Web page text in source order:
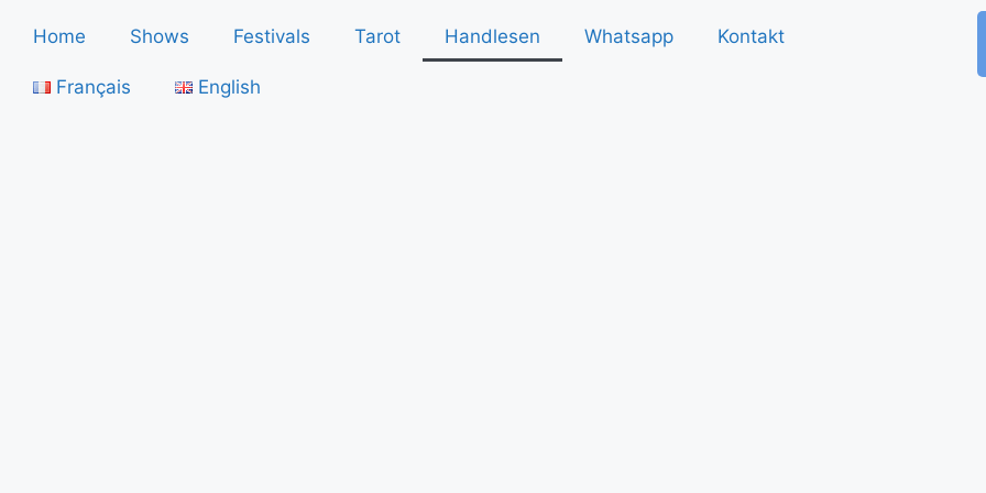
Home Shows Festivals Tarot Handlesen Whatsapp Kontakt
Français English